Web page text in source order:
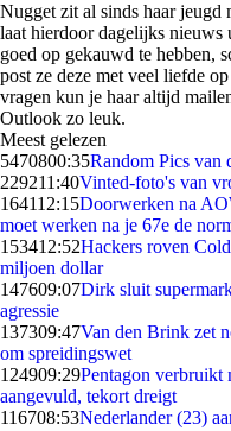
Nugget zit al sinds haar jeugd
laat hierdoor dagelijks nieuws
goed op gekauwd te hebben,
post ze deze met veel liefde
vragen kun je haar altijd
Outlook zo leuk.
Meest gelezen
5470800:35Random Pics van
229211:40Vinted-foto's van
164112:15Doorwerken na
moet werken na je 67e de
153412:52Hackers roven
miljoen dollar
147609:07Dirk sluit
agressie
137309:47Van den Brink zet
om spreidingswet
124909:29Pentagon verbruikt
aangevuld, tekort dreigt
116708:53Nederlander (23)